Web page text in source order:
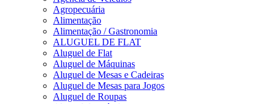
Agropecuária
Alimentação
Alimentação / Gastronomia
ALUGUEL DE FLAT
Aluguel de Flat
Aluguel de Máquinas
Aluguel de Mesas e Cadeiras
Aluguel de Mesas para Jogos
Aluguel de Roupas